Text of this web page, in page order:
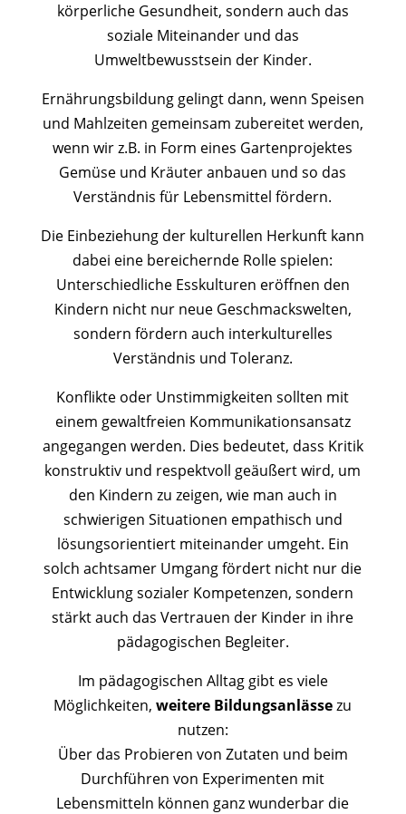
körperliche Gesundheit, sondern auch das
soziale Miteinander und das
Umweltbewusstsein der Kinder.
Ernährungsbildung gelingt dann, wenn Speisen
und Mahlzeiten gemeinsam zubereitet werden,
wenn wir z.B. in Form eines Gartenprojektes
Gemüse und Kräuter anbauen und so das
Verständnis für Lebensmittel fördern.
Die Einbeziehung der kulturellen Herkunft kann
dabei eine bereichernde Rolle spielen:
Unterschiedliche Esskulturen eröffnen den
Kindern nicht nur neue Geschmackswelten,
sondern fördern auch interkulturelles
Verständnis und Toleranz.
Konflikte oder Unstimmigkeiten sollten mit
einem gewaltfreien Kommunikationsansatz
angegangen werden. Dies bedeutet, dass Kritik
konstruktiv und respektvoll geäußert wird, um
den Kindern zu zeigen, wie man auch in
schwierigen Situationen empathisch und
lösungsorientiert miteinander umgeht. Ein
solch achtsamer Umgang fördert nicht nur die
Entwicklung sozialer Kompetenzen, sondern
stärkt auch das Vertrauen der Kinder in ihre
pädagogischen Begleiter.
Im pädagogischen Alltag gibt es viele
Möglichkeiten,weitere Bildungsanlässezu
nutzen:
Über das Probieren von Zutaten und beim
Durchführen von Experimenten mit
Lebensmitteln können ganz wunderbar die